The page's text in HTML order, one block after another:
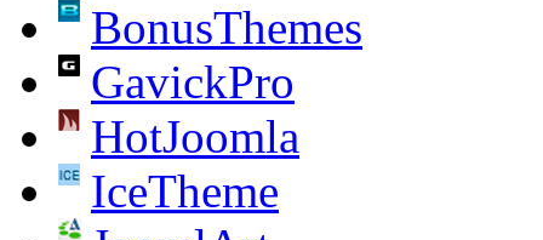
BonusThemes
GavickPro
HotJoomla
IceTheme